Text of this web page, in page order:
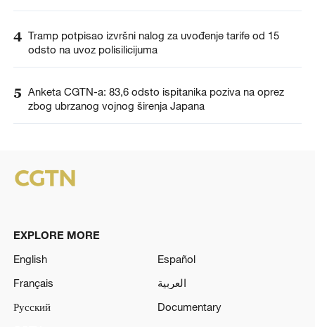
4 Tramp potpisao izvršni nalog za uvođenje tarife od 15
odsto na uvoz polisilicijuma
5 Anketa CGTN-a: 83,6 odsto ispitanika poziva na oprez
zbog ubrzanog vojnog širenja Japana
EXPLORE MORE
English
Español
Français
العربية
Русский
Documentary